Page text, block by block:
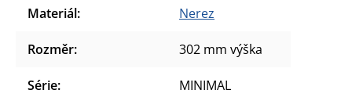
Materiál: Nerez
Rozměr: 302 mm výška
Série: MINIMAL